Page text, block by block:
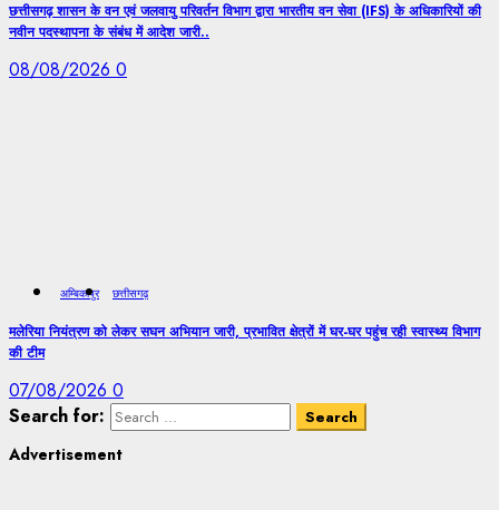
छत्तीसगढ़ शासन के वन एवं जलवायु परिवर्तन विभाग द्वारा भारतीय वन सेवा (IFS) के अधिकारियों की
नवीन पदस्थापना के संबंध में आदेश जारी..
08/08/2026 0
अम्बिकापुर छत्तीसगढ़
मलेरिया नियंत्रण को लेकर सघन अभियान जारी, प्रभावित क्षेत्रों में घर-घर पहुंच रही स्वास्थ्य विभाग
की टीम
07/08/2026 0
Search for:
Advertisement